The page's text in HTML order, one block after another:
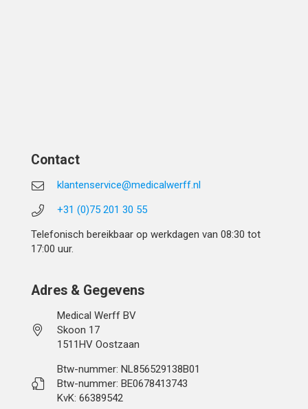
Contact
klantenservice@medicalwerff.nl
+31 (0)75 201 30 55
Telefonisch bereikbaar op werkdagen van 08:30 tot
17:00 uur.
Adres & Gegevens
Medical Werff BV
Skoon 17
1511HV Oostzaan
Btw-nummer: NL856529138B01
Btw-nummer: BE0678413743
KvK: 66389542